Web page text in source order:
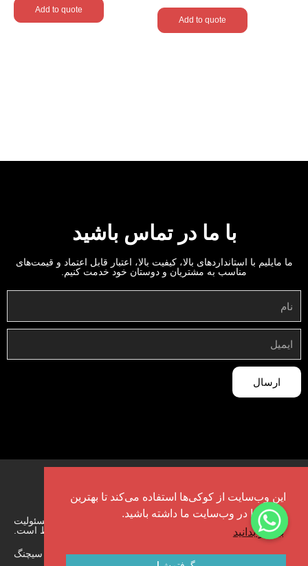
این وب‌سایت از کوکی‌ها استفاده می‌کند تا بهترین
تجربه را در وب‌سایت ما داشته باشید.
بیشتر بدانید
Add to quote
Add to quote
با ما در تماس باشید
ما مایلیم با استانداردهای بالا، کیفیت بالا، اعتبار قابل اعتماد و قیمت‌های
مناسب به مشتریان و دوستان خود خدمت کنیم.
ارسال
کپی‌رایت ۲۰۲۴ © شرکت فناوری ساینده‌های هنان سیچنگ، با مسئولیت
محدود، تمامی حقوق محفوظ است.
طراحی توسط هنان سیچنگ